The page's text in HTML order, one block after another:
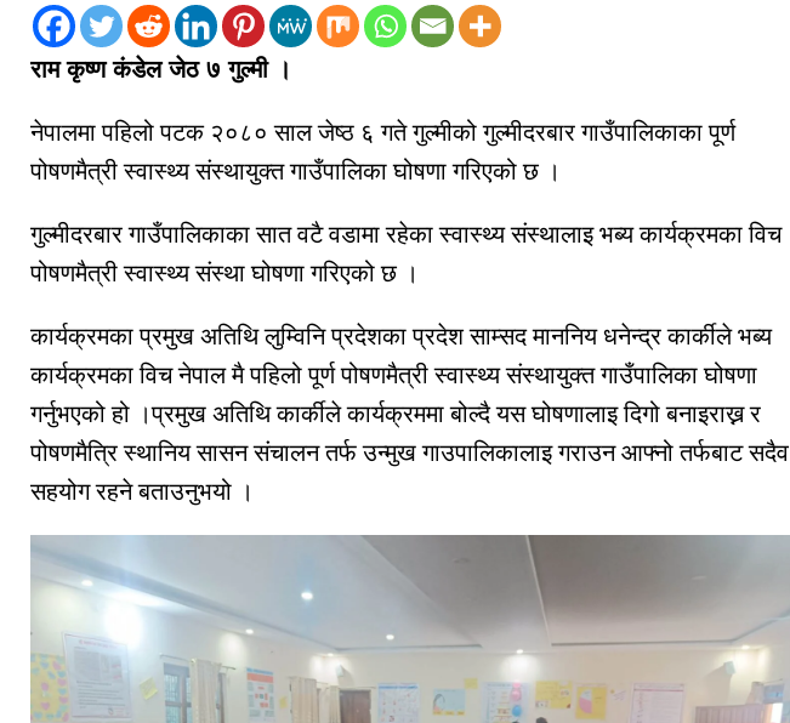
राम कृष्ण कंडेल जेठ ७ गुल्मी ।
नेपालमा पहिलो पटक २०८० साल जेष्ठ ६ गते गुल्मीको गुल्मीदरबार गाउँपालिकाका पूर्ण
पोषणमैत्री स्वास्थ्य संस्थायुक्त गाउँपालिका घोषणा गरिएको छ ।
गुल्मीदरबार गाउँपालिकाका सात वटै वडामा रहेका स्वास्थ्य संस्थालाइ भब्य कार्यक्रमका विच
पोषणमैत्री स्वास्थ्य संस्था घोषणा गरिएको छ ।
कार्यक्रमका प्रमुख अतिथि लुम्विनि प्रदेशका प्रदेश साम्सद माननिय धनेन्द्र कार्कीले भब्य
कार्यक्रमका विच नेपाल मै पहिलो पूर्ण पोषणमैत्री स्वास्थ्य संस्थायुक्त गाउँपालिका घोषणा
गर्नुभएको हो ।प्रमुख अतिथि कार्कीले कार्यक्रममा बोल्दै यस घोषणालाइ दिगो बनाइराख्न र
पोषणमैत्रि स्थानिय सासन संचालन तर्फ उन्मुख गाउपालिकालाइ गराउन आफ्नो तर्फबाट सदैव
सहयोग रहने बताउनुभयो ।